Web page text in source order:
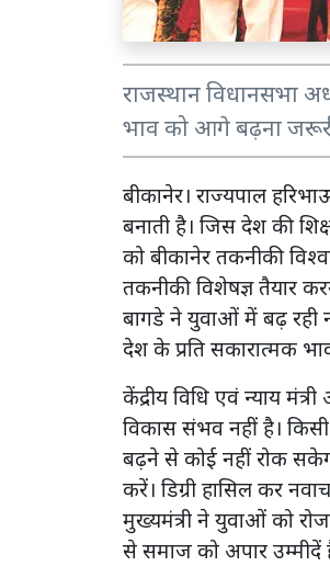
राजस्थान विधानसभा
भाव को आगे बढ़ना
बीकानेर। राज्यपाल
बनाती है। जिस देश की
को बीकानेर तकनीकी
तकनीकी विशेषज्ञ तैयार
बागडे ने युवाओं में बढ़ रही
देश के प्रति सकारात्मक
केंद्रीय विधि एवं न्याय
विकास संभव नहीं है।
बढ़ने से कोई नहीं रोक
करें। डिग्री हासिल कर
मुख्यमंत्री ने युवाओं को
से समाज को अपार उम्मीदें